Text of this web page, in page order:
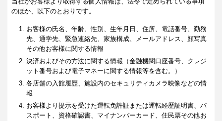
のほか、以下のとおりです。
お客様の氏名、年齢、性別、生年月日、住所、電話番号、勤務
先、通学先、緊急連絡先、家族構成、メールアドレス、顔写真
その他お客様に関する情報
決済およびその方法に関する情報（金融機関口座番号、クレジ
ット番号および電子マネーに関する情報等を含む。）
各店舗の入館履歴、施設内のセキュリティカメラ映像などの情
報
お客様より提示を受けた運転免許証または運転経歴証明書、パ
スポート、資格確認書、マイナンバーカード、住民票その他お